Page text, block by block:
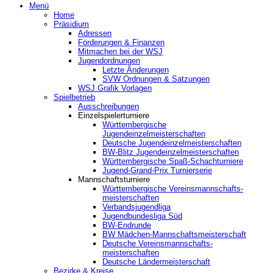
Menü
Home
Präsidium
Adressen
Förderungen & Finanzen
Mitmachen bei der WSJ
Jugendordnungen
Letzte Änderungen
SVW Ordnungen & Satzungen
WSJ Grafik Vorlagen
Spielbetrieb
Ausschreibungen
Einzelspielerturniere
Württembergische
Jugendeinzelmeisterschaften
Deutsche Jugendeinzelmeisterschaften
BW-Blitz Jugendeinzelmeisterschaften
Württembergische Spaß-Schachturniere
Jugend-Grand-Prix Turnierserie
Mannschaftsturniere
Württembergische Vereinsmannschafts-
meisterschaften
Verbandsjugendliga
Jugendbundesliga Süd
BW-Endrunde
BW Mädchen-Mannschaftsmeisterschaft
Deutsche Vereinsmannschafts-
meisterschaften
Deutsche Ländermeisterschaft
Bezirke & Kreise